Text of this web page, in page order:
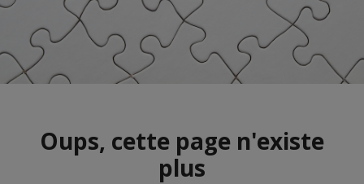
Oups, cette page n'existe
plus